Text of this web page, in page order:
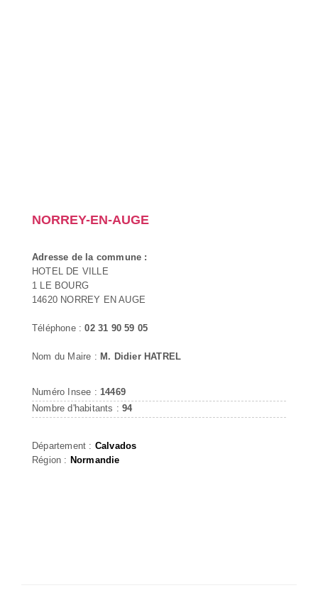
NORREY-EN-AUGE
Adresse de la commune :
HOTEL DE VILLE
1 LE BOURG
14620 NORREY EN AUGE
Téléphone :02 31 90 59 05
Nom du Maire : M. Didier HATREL
Numéro Insee : 14469
Nombre d'habitants :94
Département : Calvados
Région : Normandie